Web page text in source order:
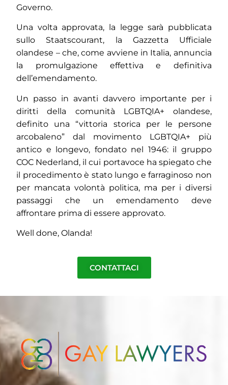
Governo.
Una volta approvata, la legge sarà pubblicata
sullo Staatscourant, la Gazzetta Ufficiale
olandese – che, come avviene in Italia, annuncia
la promulgazione effettiva e definitiva
dell’emendamento.
Un passo in avanti davvero importante per i
diritti della comunità LGBTQIA+ olandese,
definito una “vittoria storica per le persone
arcobaleno” dal movimento LGBTQIA+ più
antico e longevo, fondato nel 1946: il gruppo
COC Nederland, il cui portavoce ha spiegato che
il procedimento è stato lungo e farraginoso non
per mancata volontà politica, ma per i diversi
passaggi che un emendamento deve
affrontare prima di essere approvato.
Well done, Olanda!
CONTATTACI